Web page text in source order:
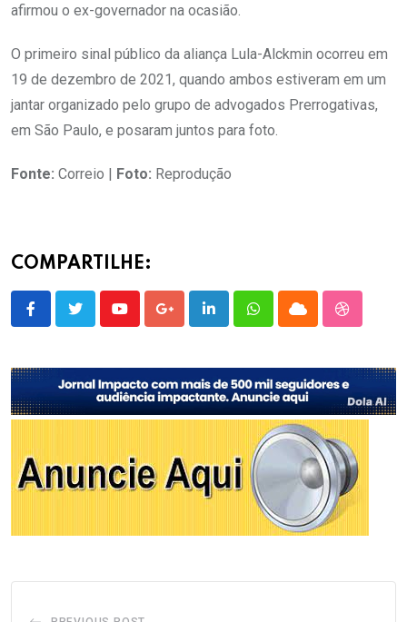
afirmou o ex-governador na ocasião.
O primeiro sinal público da aliança Lula-Alckmin ocorreu em
19 de dezembro de 2021, quando ambos estiveram em um
jantar organizado pelo grupo de advogados Prerrogativas,
em São Paulo, e posaram juntos para foto.
Fonte: Correio | Foto: Reprodução
COMPARTILHE:
YoutubeGoogle+LinkedInWhatsappCloud